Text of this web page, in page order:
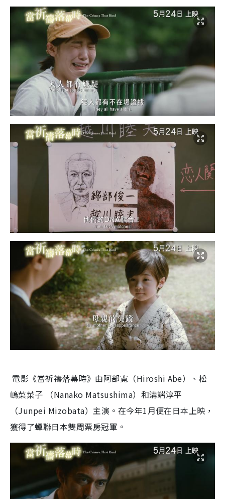
電影《當祈禱落幕時》由阿部寬（Hiroshi Abe）、松
嵨菜菜子 （Nanako Matsushima）和溝端淳平
（Junpei Mizobata）主演。在今年1月便在日本上映，
獲得了蟬聯日本雙周票房冠軍。